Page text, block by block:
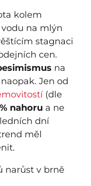
kolem
na mlýn
stagnaci
cen.
na
Jen od
(dle
nahoru a ne
dní
měl